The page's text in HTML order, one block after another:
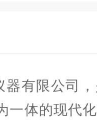
有限公司
一体的现代